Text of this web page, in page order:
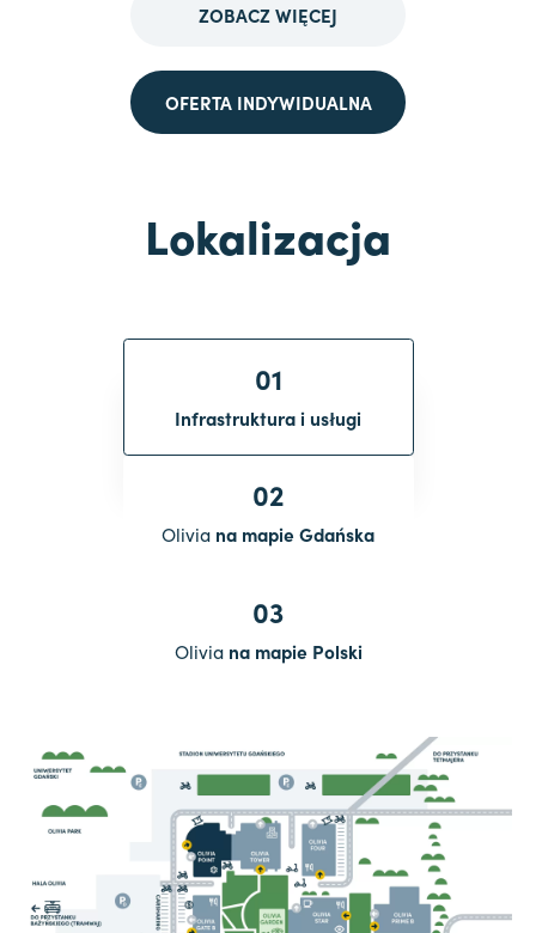
ZOBACZ WIĘCEJ
OFERTA INDYWIDUALNA
Lokalizacja
01
Infrastruktura i usługi
02
Olivia na mapie Gdańska
03
Olivia na mapie Polski